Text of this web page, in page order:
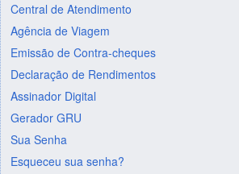
Central de Atendimento
Agência de Viagem
Emissão de Contra-cheques
Declaração de Rendimentos
Assinador Digital
Gerador GRU
Sua Senha
Esqueceu sua senha?